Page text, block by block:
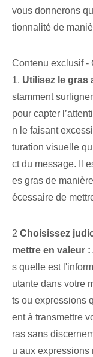
vous donnerons⁢
tionnalité de
Contenu exclusif
1. Utilisez le gras
stamment
pour capter
n le faisant
turation visuelle
ct du message. Il
es gras de
écessaire de
2 Choisissez
mettre en valeur :
s quelle est
utante dans votre
ts ou expressions
ent à transmettre
ras sans
u aux expressions